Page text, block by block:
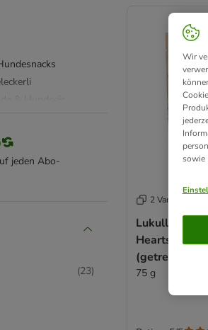
jeden Abo-
(23)
2 Varianten
Lukullus
Hearts"
(getreidefrei)
75 g
Wir
sowie